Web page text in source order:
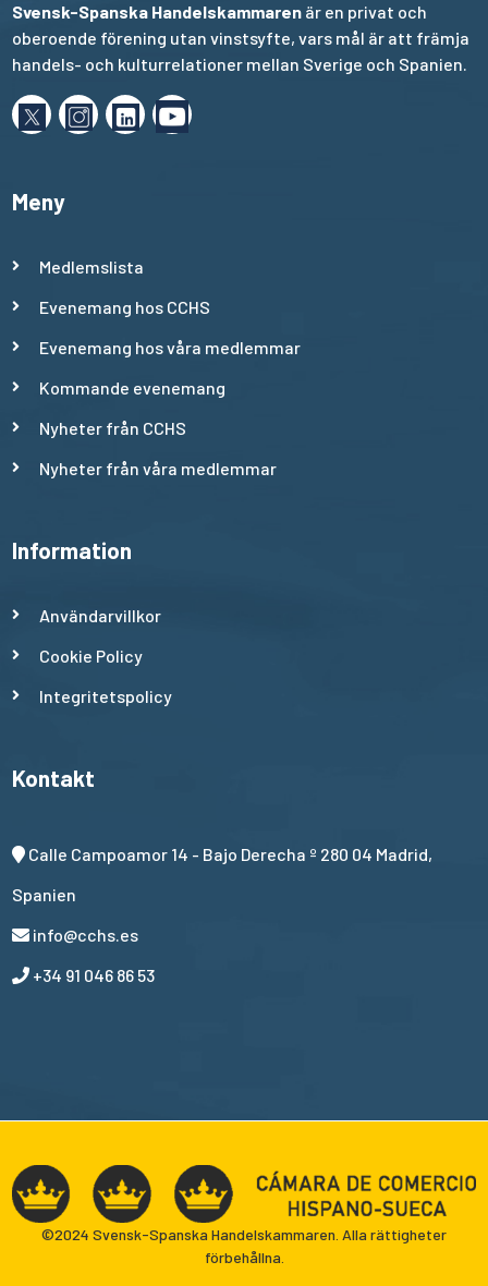
Svensk-Spanska Handelskammaren är en privat och
oberoende förening utan vinstsyfte, vars mål är att främja
handels- och kulturrelationer mellan Sverige och Spanien.
Meny
Medlemslista
Evenemang hos CCHS
Evenemang hos våra medlemmar
Kommande evenemang
Nyheter från CCHS
Nyheter från våra medlemmar
Information
Användarvillkor
Cookie Policy
Integritetspolicy
Kontakt
Calle Campoamor 14 - Bajo Derecha º 280 04 Madrid,
Spanien
info@cchs.es
+34 91 046 86 53
©2024 Svensk-Spanska Handelskammaren. Alla rättigheter
förbehållna.